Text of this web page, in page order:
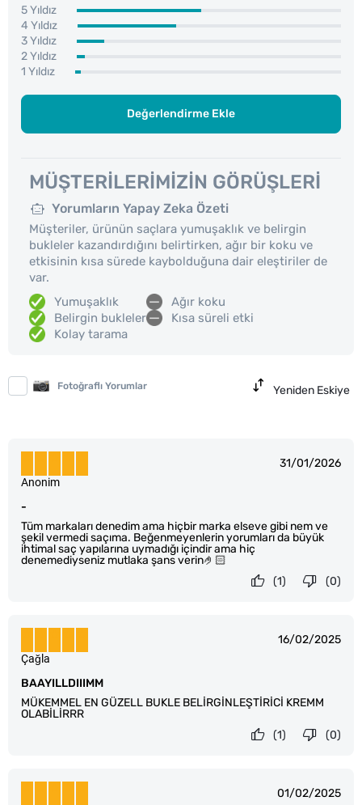
5 Yıldız
4 Yıldız
3 Yıldız
2 Yıldız
1 Yıldız
Değerlendirme Ekle
MÜŞTERILERIMIZIN GÖRÜŞLERI
Yorumların Yapay Zeka Özeti
Müşteriler, ürünün saçlara yumuşaklık ve belirgin
bukleler kazandırdığını belirtirken, ağır bir koku ve
etkisinin kısa sürede kaybolduğuna dair eleştiriler de
var.
Yumuşaklık
Belirgin bukleler
Kolay tarama
Ağır koku
Kısa süreli etki
Fotoğraflı Yorumlar Yeniden Eskiye
31/01/2026
-
Tüm markaları denedim ama hiçbir marka elseve gibi nem ve
şekil vermedi saçıma. Beğenmeyenlerin yorumları da büyük
ihtimal saç yapılarına uymadığı içindir ama hiç
denemediyseniz mutlaka şans verin🤌🏻
Anonim
(0)
(1)
16/02/2025
BAAYILLDIIIMM
MÜKEMMEL EN GÜZELL BUKLE BELİRGİNLEŞTİRİCİ KREMM
OLABİLİRRR
Çağla
(0)
(1)
01/02/2025